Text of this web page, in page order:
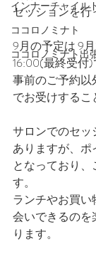
インナーチャイル
ココロノミナト
ココロノミナト出
セッションを
9月の予定は 9
16:00(最終受付
事前のご予約以
でお受けする
サロンでのセッ
ありますが、
となっており
す。
ランチやお買
会いできるのを
ります。